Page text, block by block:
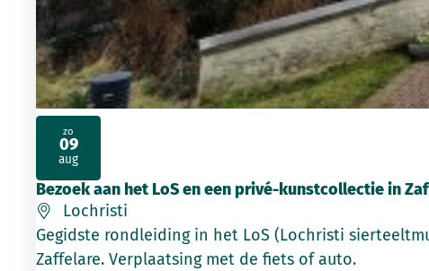
Bezoek aan het LoS en een privé-kunstcollectie in
Lochristi
Gegidste rondleiding in het LoS (Lochristi
Zaffelare. Verplaatsing met de fiets of auto.
zo
09
aug
2026